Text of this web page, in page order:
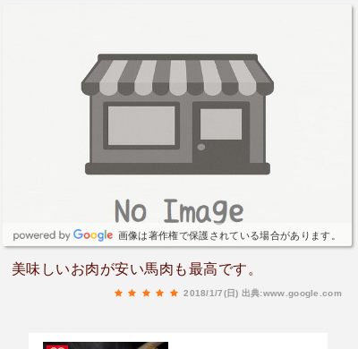
画像は著作権で保護されている場合があります。
美味しいお肉が安い馬肉も最高です。
2018/1/7(日) 出典:www.google.com